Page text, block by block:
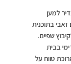
למען
בתוכנית
שפיים.
בבית
טווח על